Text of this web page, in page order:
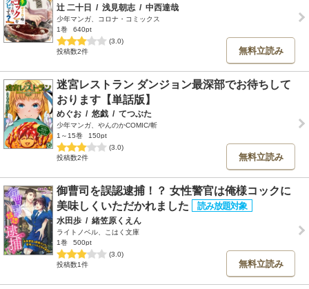
辻 二十日 / 浅見朝志 / 中西達哉
少年マンガ、コロナ・コミックス
1巻
640pt
(3.0)
投稿数2件
無料立読み
迷宮レストラン ダンジョン最深部でお待ちして
おります【単話版】
めぐお / 悠戯 / てつぶた
少年マンガ、やんのかCOMIC/斬
1～15巻
150pt
(3.0)
投稿数2件
無料立読み
御曹司を誤認逮捕！？ 女性警官は俺様コックに
美味しくいただかれました
水田歩 / 緒笠原くえん
ライトノベル、こはく文庫
1巻
500pt
(3.0)
投稿数1件
無料立読み